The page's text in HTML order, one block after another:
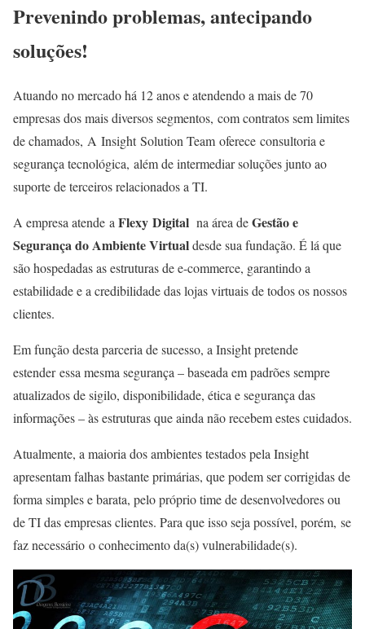
Prevenindo problemas, antecipando
soluções!
Atuando no mercado há 12 anos e atendendo a mais de 70
empresas dos mais diversos segmentos, com contratos sem limites
de chamados, A Insight Solution Team oferece consultoria e
segurança tecnológica, além de intermediar soluções junto ao
suporte de terceiros relacionados a TI.
A empresa atende a Flexy Digital na área deGestão e
Segurança do Ambiente Virtualdesde sua fundação. É lá que
são hospedadas as estruturas de e-commerce, garantindo a
estabilidade e a credibilidade das lojas virtuais de todos os nossos
clientes.
Em função desta parceria de sucesso, a Insight pretende
estender essa mesma segurança – baseada em padrões sempre
atualizados de sigilo, disponibilidade, ética e segurança das
informações – às estruturas que ainda não recebem estes cuidados.
Atualmente, a maioria dos ambientes testados pela Insight
apresentam falhas bastante primárias, que podem ser corrigidas de
forma simples e barata, pelo próprio time de desenvolvedores ou
de TI das empresas clientes. Para que isso seja possível, porém, se
faz necessário o conhecimento da(s) vulnerabilidade(s).